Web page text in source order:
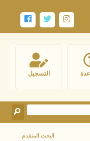
التسجيل
البحث المتقدم